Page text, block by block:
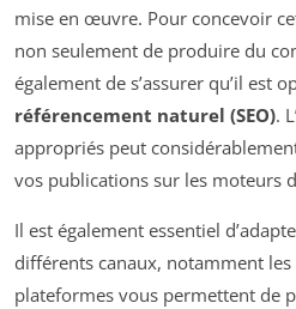
mise en œuvre. Pour concevoir
non seulement de produire du
également de s’assurer qu’il est
référencement naturel (SEO).
appropriés peut
vos publications sur les moteurs
Il est également essentiel
différents canaux, notamment les
plateformes vous permettent de